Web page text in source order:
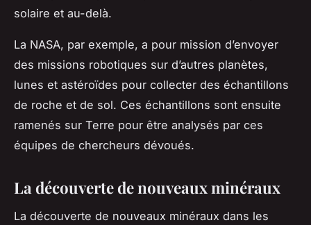
solaire et au-delà.
La NASA, par exemple, a pour mission d’envoyer
des missions robotiques sur d’autres planètes,
lunes et astéroïdes pour collecter des échantillons
de roche et de sol. Ces échantillons sont ensuite
ramenés sur Terre pour être analysés par ces
équipes de chercheurs dévoués.
La découverte de nouveaux minéraux
La découverte de nouveaux minéraux dans les